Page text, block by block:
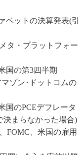
ットの決算発表(引
タ・プラットフォー
国の第3四半期
ゾン･ドットコムの
国のPCEデフレータ
決まらなかった場合)
FOMC、米国の雇用